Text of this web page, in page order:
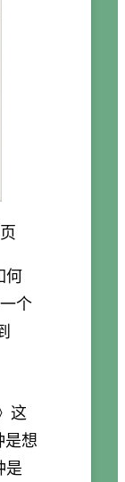
何
个
这
是想
是